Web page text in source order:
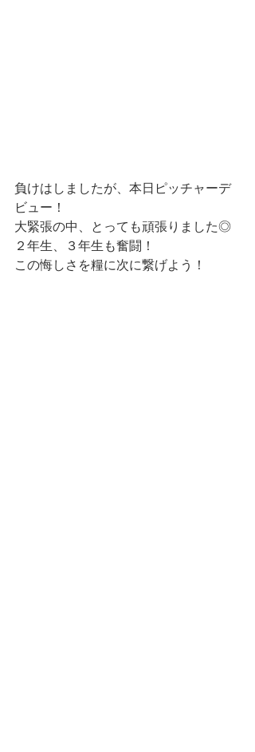
負けはしましたが、本日ピッチャーデ
ビュー！
大緊張の中、とっても頑張りました◎
２年生、３年生も奮闘！
この悔しさを糧に次に繋げよう！